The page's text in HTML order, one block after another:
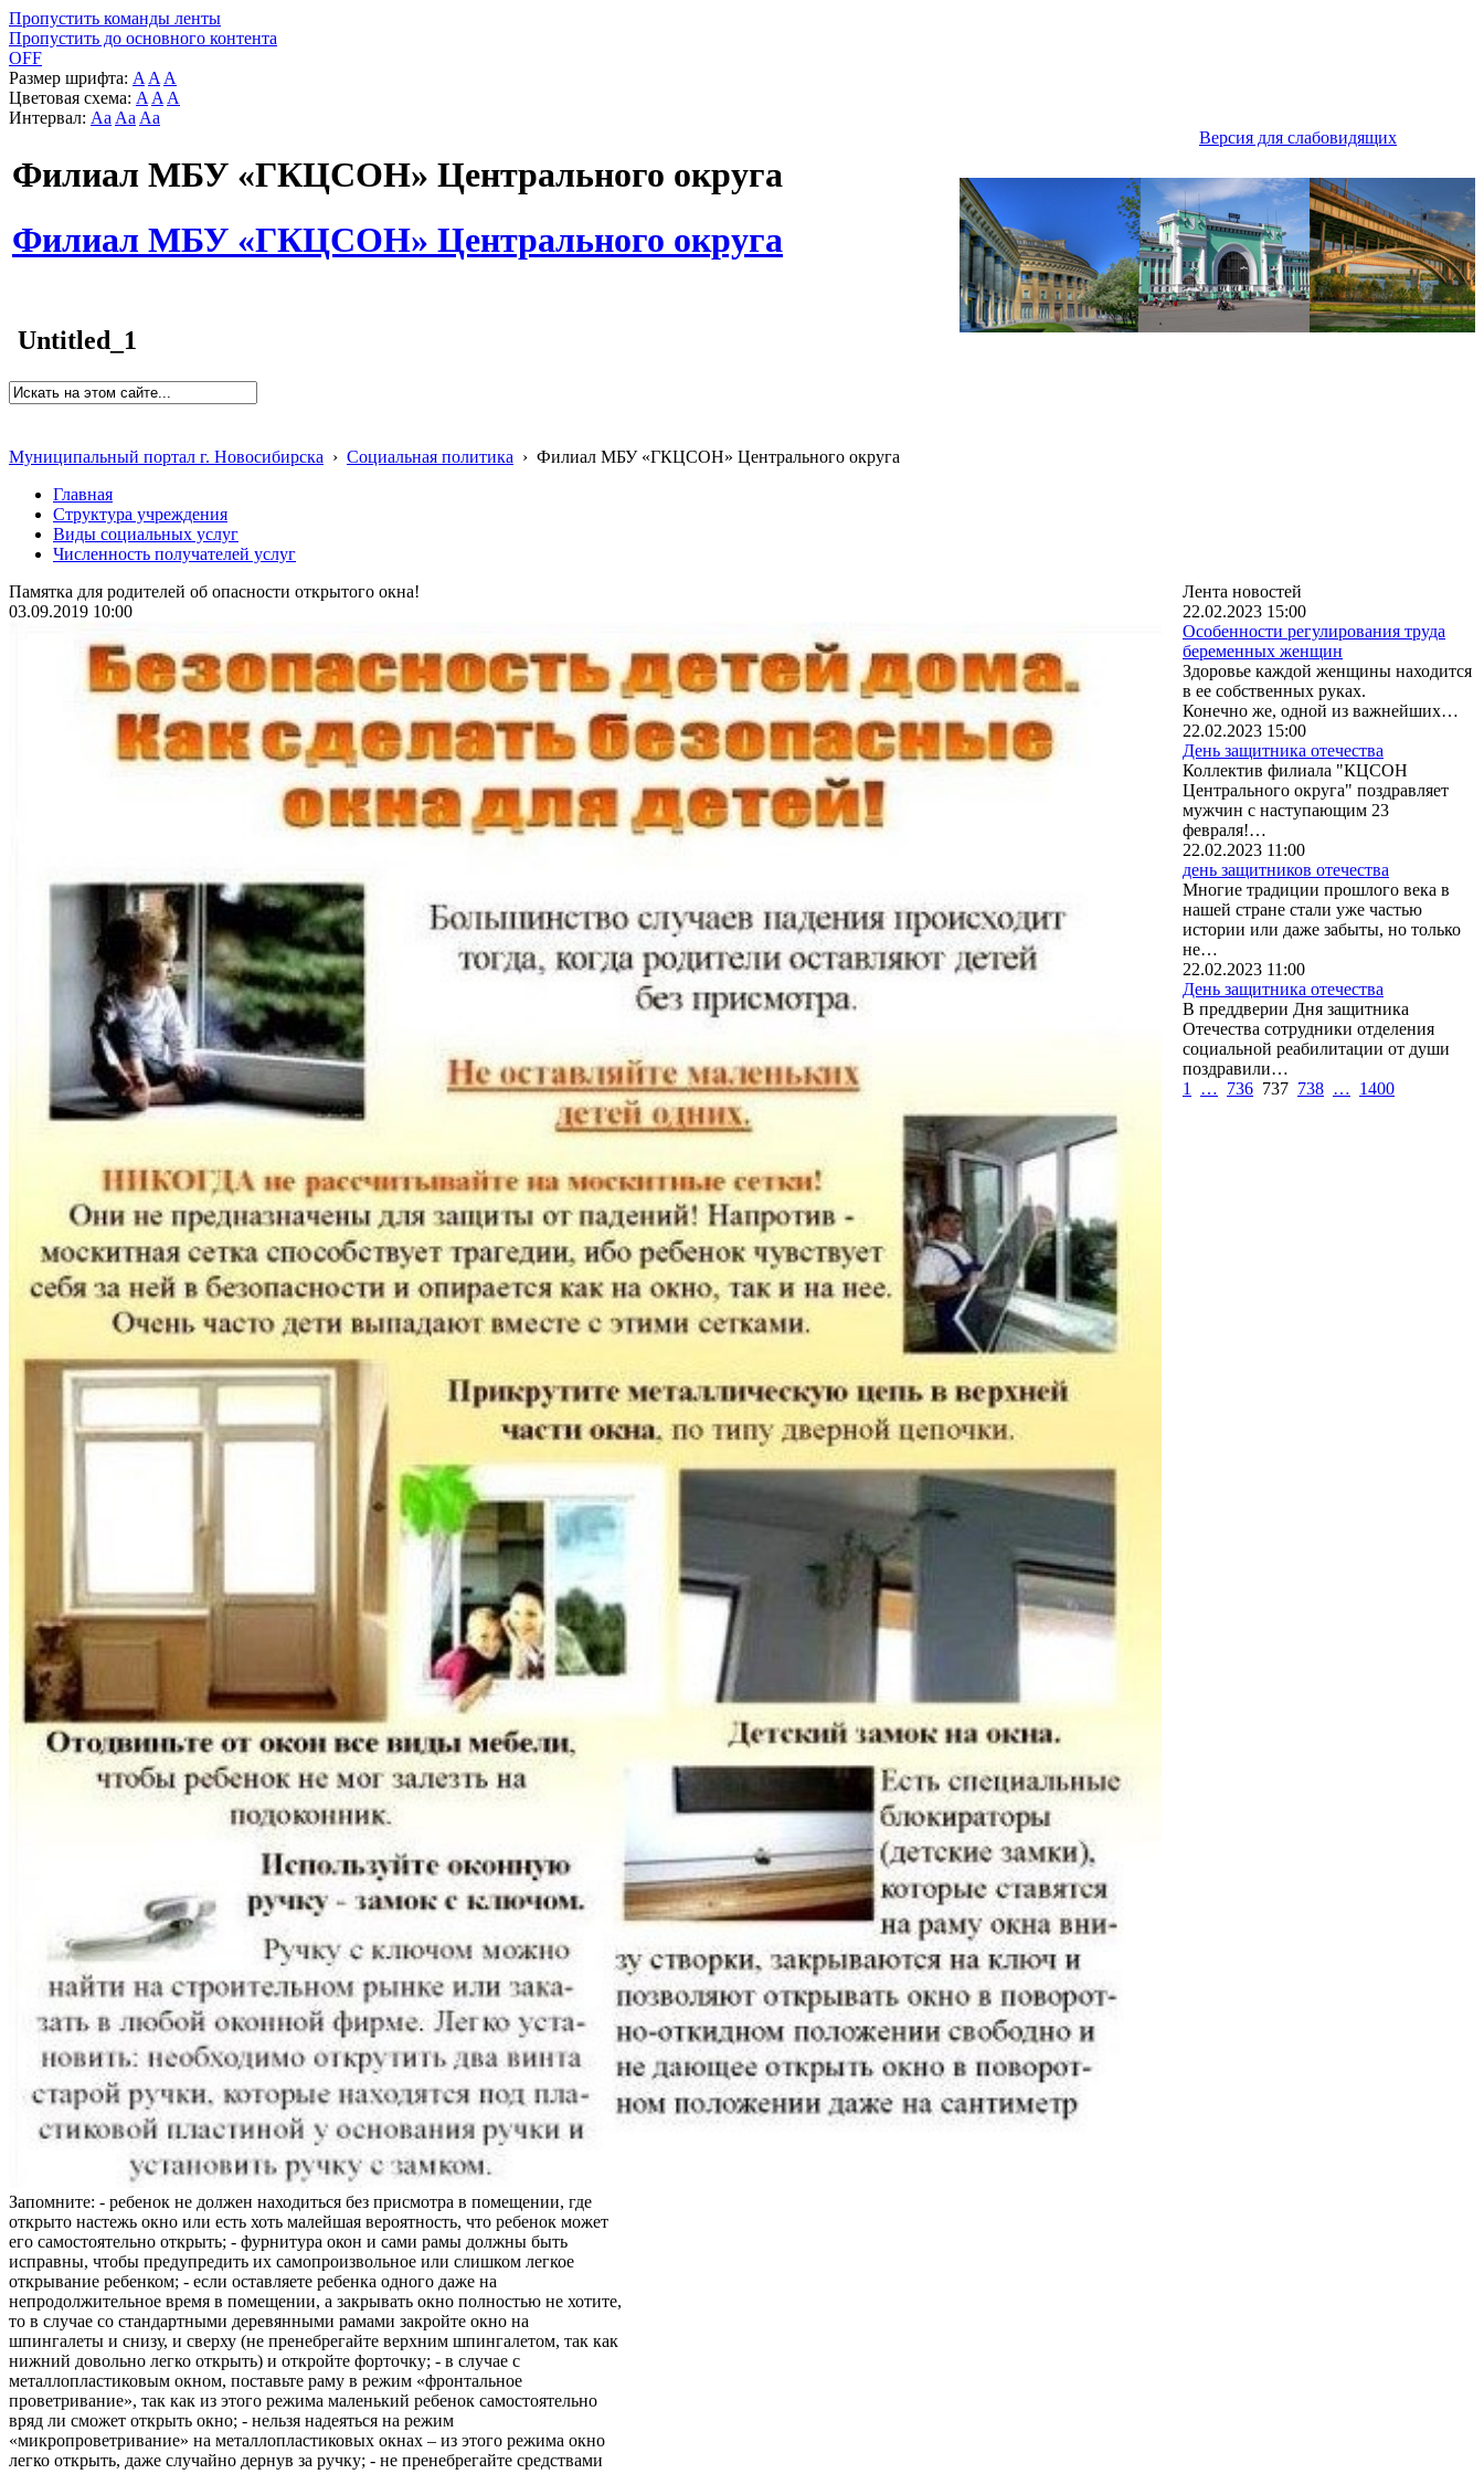
Пропустить команды ленты
Пропустить до основного контента
OFF
Размер шрифта: A A A
Цветовая схема: A A A
Интервал: Aa Aa Aa
Версия для слабовидящих
Филиал МБУ «ГКЦСОН» Центрального округа
Филиал МБУ «ГКЦСОН» Центрального округа
Untitled_1
Муниципальный портал г. Новосибирска › Социальная политика › Филиал МБУ «ГКЦСОН» Центрального округа
Главная
Структура учреждения
Виды социальных услуг
Численность получателей услуг
Памятка для родителей об опасности открытого окна!
03.09.2019 10:00
Запомните: - ребенок не должен находиться без присмотра в помещении, где
открыто настежь окно или есть хоть малейшая вероятность, что ребенок может
его самостоятельно открыть; - фурнитура окон и сами рамы должны быть
исправны, чтобы предупредить их самопроизвольное или слишком легкое
открывание ребенком; - если оставляете ребенка одного даже на
непродолжительное время в помещении, а закрывать окно полностью не хотите,
то в случае со стандартными деревянными рамами закройте окно на
шпингалеты и снизу, и сверху (не пренебрегайте верхним шпингалетом, так как
нижний довольно легко открыть) и откройте форточку; - в случае с
металлопластиковым окном, поставьте раму в режим «фронтальное
проветривание», так как из этого режима маленький ребенок самостоятельно
вряд ли сможет открыть окно; - нельзя надеяться на режим
«микропроветривание» на металлопластиковых окнах – из этого режима окно
легко открыть, даже случайно дернув за ручку; - не пренебрегайте средствами
Лента новостей
22.02.2023 15:00
Особенности регулирования труда
беременных женщин
Здоровье каждой женщины находится
в ее собственных руках.
Конечно же, одной из важнейших…
22.02.2023 15:00
День защитника отечества
Коллектив филиала "КЦСОН
Центрального округа" поздравляет
мужчин с наступающим 23
февраля!…
22.02.2023 11:00
день защитников отечества
Многие традиции прошлого века в
нашей стране стали уже частью
истории или даже забыты, но только
не…
22.02.2023 11:00
День защитника отечества
В преддверии Дня защитника
Отечества сотрудники отделения
социальной реабилитации от души
поздравили…
1
… 736 737 738 … 1400